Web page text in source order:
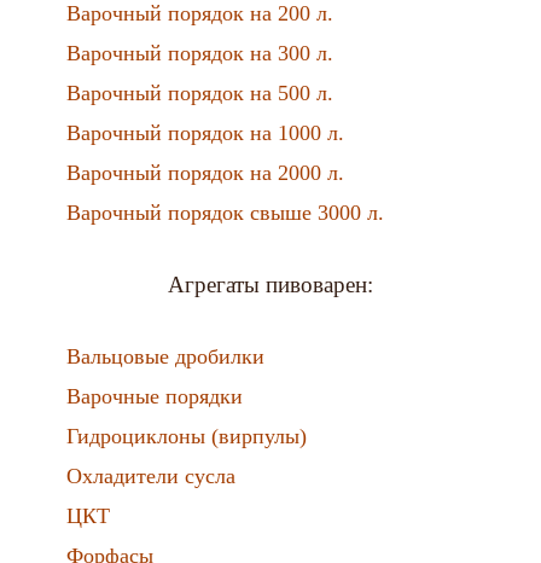
Варочный порядок на 200 л.
Варочный порядок на 300 л.
Варочный порядок на 500 л.
Варочный порядок на 1000 л.
Варочный порядок на 2000 л.
Варочный порядок свыше 3000 л.
Агрегаты пивоварен:
Вальцовые дробилки
Варочные порядки
Гидроциклоны (вирпулы)
Охладители сусла
ЦКТ
Форфасы